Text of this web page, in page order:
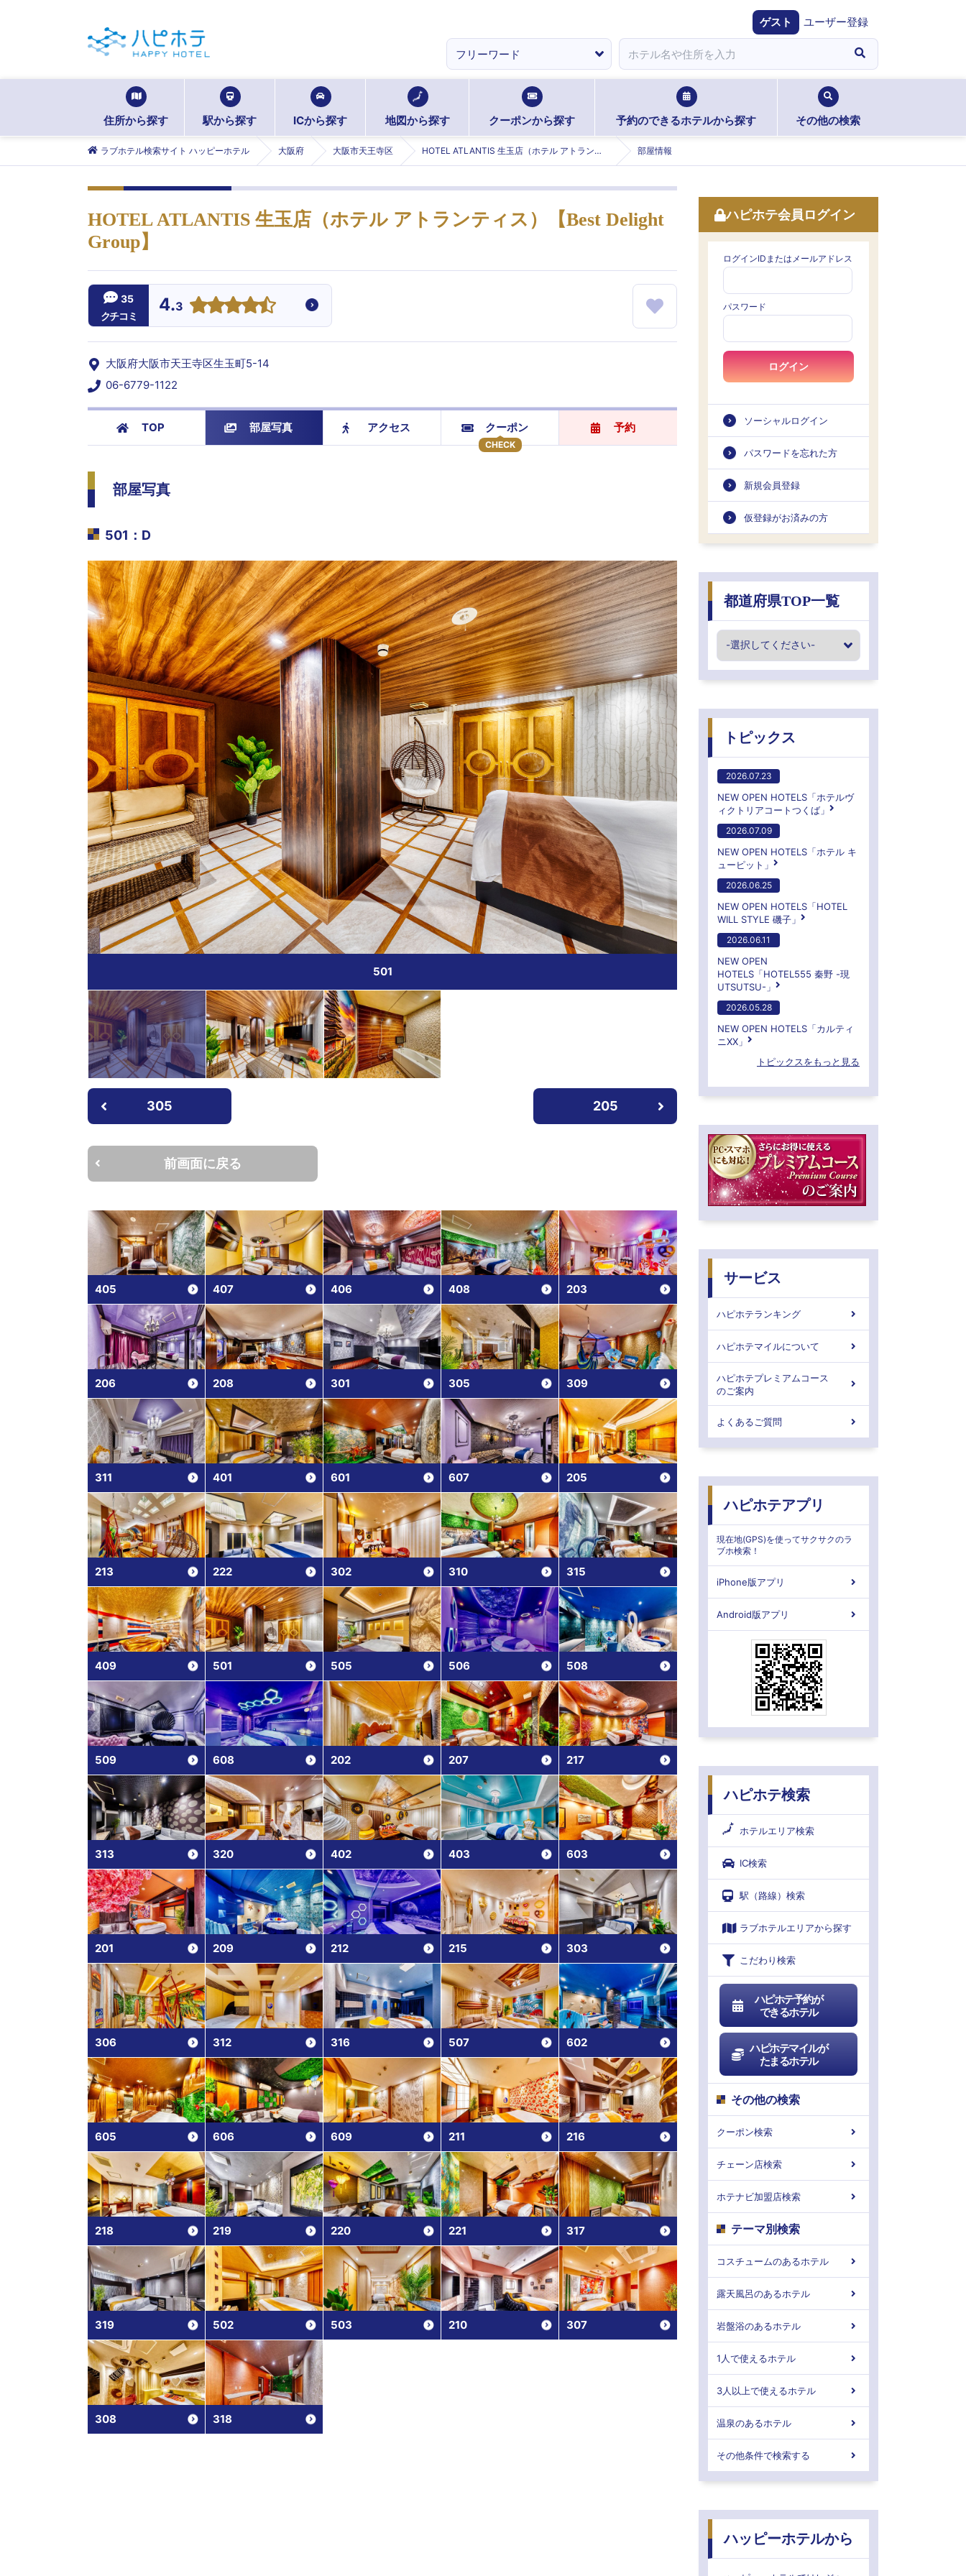
ゲスト ユーザー登録
住所から探す 駅から探す ICから探す 地図から探す クーポンから探す 予約のできるホテルから探す その他の検索
ラブホテル検索サイト ハッピーホテル 大阪府 大阪市天王寺区 HOTEL ATLANTIS 生玉店（ホテル アトランティス）【Best Delight Group】 (アトランティスイクタマテン) 部屋情報
HOTEL ATLANTIS 生玉店（ホテル アトランティス）【Best Delight
Group】
35
クチコミ
4.3
大阪府大阪市天王寺区生玉町5-14
06-6779-1122
TOP 部屋写真 アクセス
CHECK
クーポン 予約
部屋写真
501 ： D
501
305 205
前画面に戻る
405 407 406 408 203
206 208 301 305 309
311 401 601 607 205
213 222 302 310 315
409 501 505 506 508
509 608 202 207 217
313 320 402 403 603
201 209 212 215 303
306 312 316 507 602
605 606 609 211 216
218 219 220 221 317
319 502 503 210 307
308 318
ハピホテ会員ログイン
ログインIDまたはメールアドレス
パスワード
ログイン
ソーシャルログイン
パスワードを忘れた方
新規会員登録
仮登録がお済みの方
都道府県TOP一覧
トピックス
2026.07.23
NEW OPEN HOTELS「ホテルヴ
ィクトリアコートつくば」
2026.07.09
NEW OPEN HOTELS「ホテル キ
ューピット」
2026.06.25
NEW OPEN HOTELS「HOTEL
WILL STYLE 磯子」
2026.06.11
NEW OPEN
HOTELS「HOTEL555 秦野 -現
UTSUTSU-」
2026.05.28
NEW OPEN HOTELS「カルティ
ニXX」
トピックスをもっと見る
サービス
ハピホテランキング
ハピホテマイルについて
ハピホテプレミアムコース
のご案内
よくあるご質問
ハピホテアプリ
現在地(GPS)を使ってサクサクのラ
ブホ検索！
iPhone版アプリ
Android版アプリ
ハピホテ検索
ホテルエリア検索
IC検索
駅（路線）検索
ラブホテルエリアから探す
こだわり検索
ハピホテ予約が
できるホテル
ハピホテマイルが
たまるホテル
その他の検索
クーポン検索
チェーン店検索
ホテナビ加盟店検索
テーマ別検索
コスチュームのあるホテル
露天風呂のあるホテル
岩盤浴のあるホテル
1人で使えるホテル
3人以上で使えるホテル
温泉のあるホテル
その他条件で検索する
ハッピーホテルから